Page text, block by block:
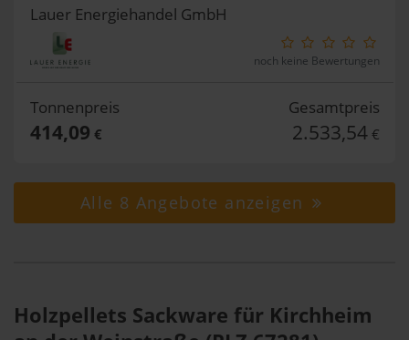
Lauer Energiehandel GmbH
noch keine Bewertungen
Tonnenpreis
414,09 €
Gesamtpreis
2.533,54 €
Alle 8 Angebote anzeigen
Holzpellets Sackware für Kirchheim